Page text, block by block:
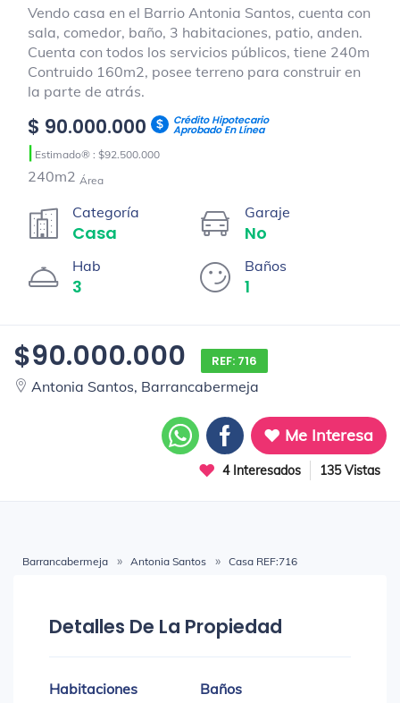
Vendo casa en el Barrio Antonia Santos, cuenta con
sala, comedor, baño, 3 habitaciones, patio, anden.
Cuenta con todos los servicios públicos, tiene 240m
Contruido 160m2, posee terreno para construir en
la parte de atrás.
$ 90.000.000 Crédito Hipotecario
Aprobado En Línea
| Estimado® : $92.500.000
240m2 Área
Categoría
Casa
Garaje
No
Hab
3
Baños
1
$90.000.000 REF: 716
Antonia Santos, Barrancabermeja
Me Interesa
4 Interesados 135 Vistas
Barrancabermeja Antonia Santos Casa REF:716
Detalles De La Propiedad
Habitaciones
Baños